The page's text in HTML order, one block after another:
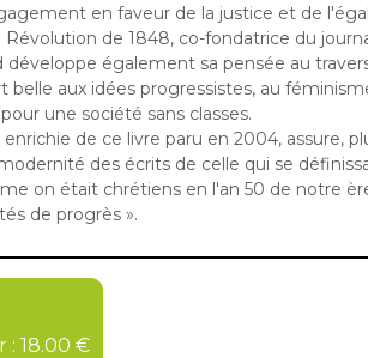
en faveur de la justice et de
de 1848, co-fondatrice du
développe également sa pensée au
belle aux idées progressistes, au
une société sans classes.
de ce livre paru en 2004, assure,
des écrits de celle qui se
on était chrétiens en l'an 50 de notre
de progrès ».
: 18.00 €